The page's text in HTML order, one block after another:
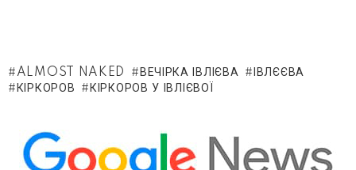
ALMOST NAKED ВЕЧІРКА ІВЛІЄВА
ІВЛЄЄВА
КІРКОРОВ
КІРКОРОВ У ІВЛІЄВОЇ